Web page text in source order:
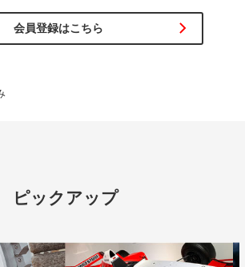
会員登録はこちら
ピックアップ